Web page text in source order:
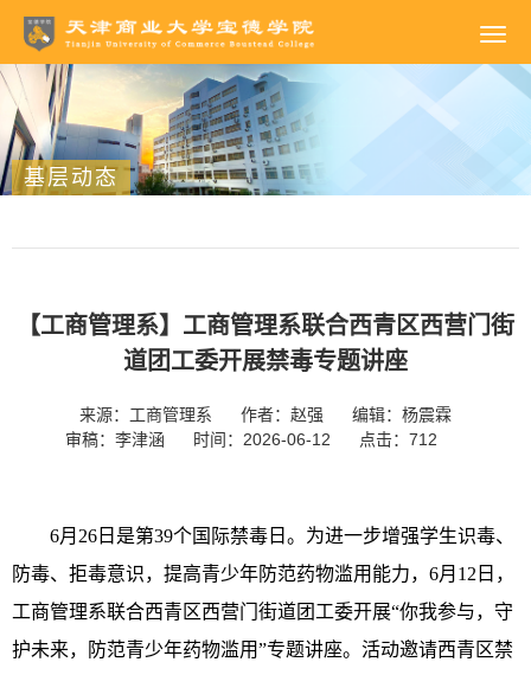
基层动态
【工商管理系】工商管理系联合西青区西营门街
道团工委开展禁毒专题讲座
来源：工商管理系 作者：赵强
编辑：杨震霖
审稿：李津涵
时间：2026-06-12 点击： 712
6月26日是第39个国际禁毒日。为进一步增强学生识毒、
防毒、拒毒意识，提高青少年防范药物滥用能力，6月12日，
工商管理系联合西青区西营门街道团工委开展“你我参与，守
护未来，防范青少年药物滥用”专题讲座。活动邀请西青区禁